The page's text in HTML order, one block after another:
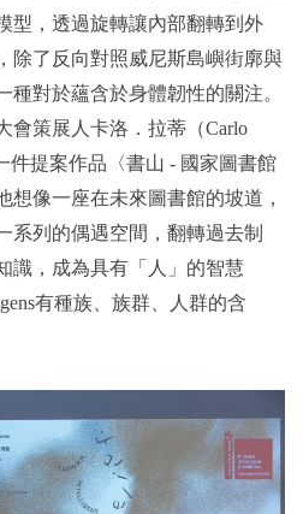
型，透過旋轉讓內部翻轉到外
除了反向對照威尼斯島嶼街廓與
對於蘊含於身體韌性的關注。
會策展人卡洛．拉蒂（Carlo
件提案作品〈書山 - 國家圖書館
想像一座在未來圖書館的坡道，
系列的偶遇空間，翻轉過去制
識，成為具有「人」的智慧
有種族、族群、人群的含